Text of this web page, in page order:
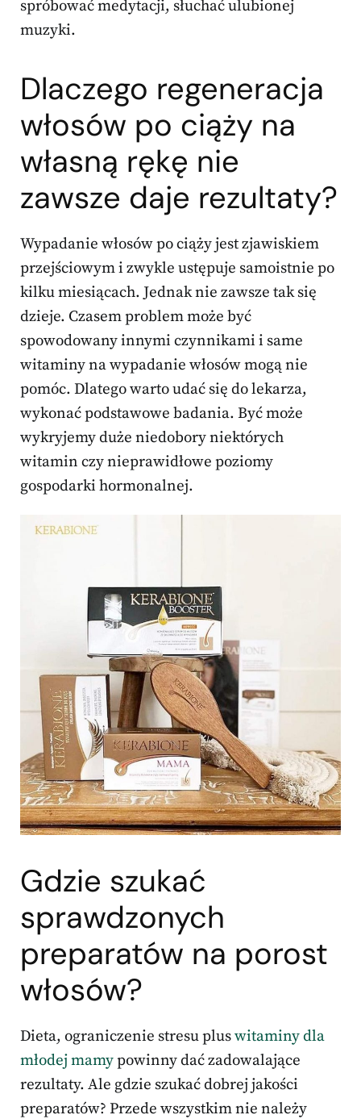
spróbować medytacji, słuchać ulubionej
muzyki.
Dlaczego regeneracja
włosów po ciąży na
własną rękę nie
zawsze daje rezultaty?
Wypadanie włosów po ciąży jest zjawiskiem
przejściowym i zwykle ustępuje samoistnie po
kilku miesiącach. Jednak nie zawsze tak się
dzieje. Czasem problem może być
spowodowany innymi czynnikami i same
witaminy na wypadanie włosów mogą nie
pomóc. Dlatego warto udać się do lekarza,
wykonać podstawowe badania. Być może
wykryjemy duże niedobory niektórych
witamin czy nieprawidłowe poziomy
gospodarki hormonalnej.
Gdzie szukać
sprawdzonych
preparatów na porost
włosów?
Dieta, ograniczenie stresu pluswitaminy dla
młodej mamypowinny dać zadowalające
rezultaty. Ale gdzie szukać dobrej jakości
preparatów? Przede wszystkim nie należy